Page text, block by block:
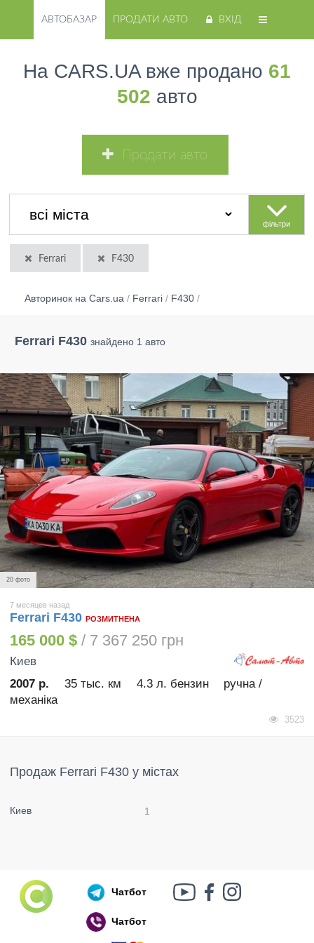
Російський воєнний корабель, іди нах..й!
АВТОБАЗАР ПРОДАТИ АВТО ВХІД
На CARS.UA вже продано 61
502 авто
Продати авто
фільтри
Ferrari F430
Авторинок на Cars.ua / Ferrari / F430 /
Ferrari F430 знайдено 1 авто
20 фото
7 месяцев назад
Ferrari F430 РОЗМИТНЕНА
165 000 $ / 7 367 250 грн
Киев
2007 р.
35 тыс. км 4.3 л. бензин
ручна /
механіка
3523
Продаж Ferrari F430 у містах
Киев 1
Чатбот
Чатбот